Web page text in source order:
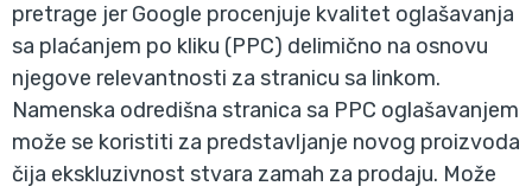
pretrage jer Google procenjuje kvalitet oglašavanja
sa plaćanjem po kliku (PPC) delimično na osnovu
njegove relevantnosti za stranicu sa linkom.
Namenska odredišna stranica sa PPC oglašavanjem
može se koristiti za predstavljanje novog proizvoda
čija ekskluzivnost stvara zamah za prodaju. Može